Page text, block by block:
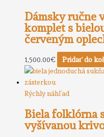
Dámsky ručne
komplet s
červeným
1,500.00€ Pridať do
Rýchly náhľad
Biela folklórna
vyšívanou